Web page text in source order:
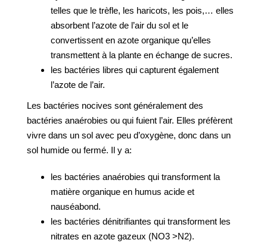
telles que le trèfle, les haricots, les pois,… elles
absorbent l’azote de l’air du sol et le
convertissent en azote organique qu’elles
transmettent à la plante en échange de sucres.
les bactéries libres qui capturent également
l’azote de l’air.
Les bactéries nocives sont généralement des
bactéries anaérobies ou qui fuient l’air. Elles préfèrent
vivre dans un sol avec peu d’oxygène, donc dans un
sol humide ou fermé. Il y a:
les bactéries anaérobies qui transforment la
matière organique en humus acide et
nauséabond.
les bactéries dénitrifiantes qui transforment les
nitrates en azote gazeux (NO3 >N2).